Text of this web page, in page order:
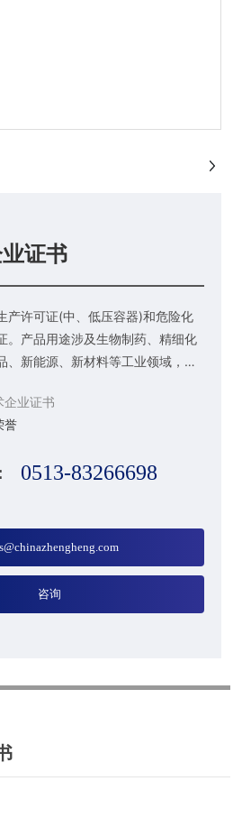
证书
产许可证(中、低压容器)和危险化
。产品用途涉及生物制药、精细化
、新能源、新材料等工业领域，可
企业证书
誉
0513-83266698
咨询